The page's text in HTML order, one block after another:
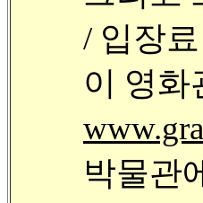
/ 입장
이 영화
박물관